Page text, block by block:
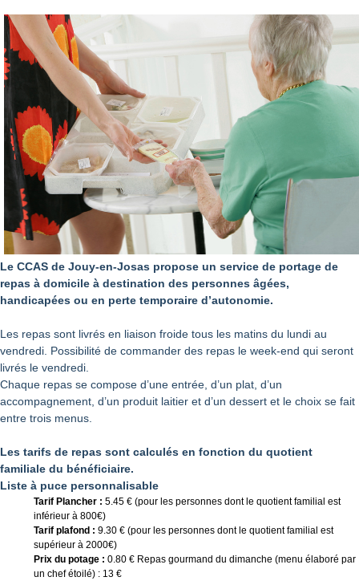
Le CCAS de Jouy-en-Josas propose un service de portage de
repas à domicile à destination des personnes âgées,
handicapées ou en perte temporaire d’autonomie.
Les repas sont livrés en liaison froide tous les matins du lundi au
vendredi. Possibilité de commander des repas le week-end qui seront
livrés le vendredi.
Chaque repas se compose d’une entrée, d’un plat, d’un
accompagnement, d’un produit laitier et d’un dessert et le choix se fait
entre trois menus.
Les tarifs de repas sont calculés en fonction du quotient
familiale du bénéficiaire.
Liste à puce personnalisable
Tarif Plancher : 5.45 € (pour les personnes dont le quotient familial est
inférieur à 800€)
Tarif plafond : 9.30 € (pour les personnes dont le quotient familial est
supérieur à 2000€)
Prix du potage : 0.80 € Repas gourmand du dimanche (menu élaboré par
un chef étoilé) : 13 €